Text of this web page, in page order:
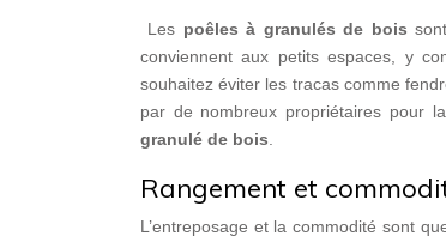
Les poêles à granulés de bois
conviennent aux petits espaces, y
souhaitez éviter les tracas comme
par de nombreux propriétaires pour
granulé de bois.
Rangement et
L’entreposage et la commodité sont